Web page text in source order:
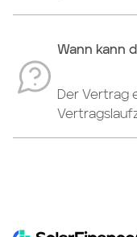
Wann kann
Der Vertrag